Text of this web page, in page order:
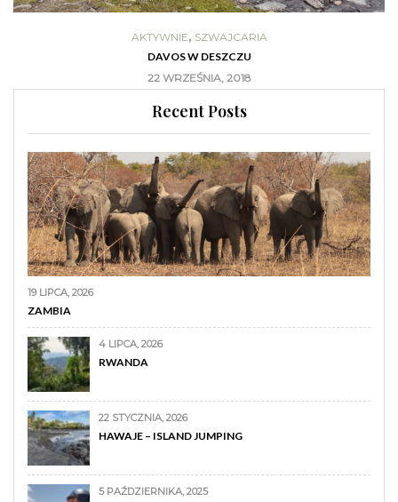
AKTYWNIE, SZWAJCARIA
DAVOS W DESZCZU
22 WRZEŚNIA, 2018
Recent Posts
19 LIPCA, 2026
ZAMBIA
4 LIPCA, 2026
RWANDA
22 STYCZNIA, 2026
HAWAJE – ISLAND JUMPING
5 PAŹDZIERNIKA, 2025